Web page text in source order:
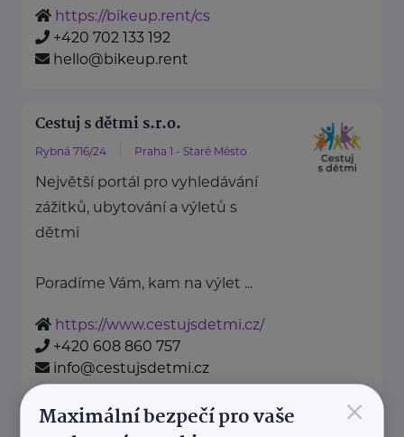
https://bikeup.rent/cs
+420 702 133 192
hello@bikeup.rent
Cestuj s dětmi s.r.o.
Rybná 716/24 Praha 1 - Staré Město
Největší portál pro vyhledávání
zážitků, ubytování a výletů s
dětmi
Poradíme Vám, kam na výlet ...
https://www.cestujsdetmi.cz/
+420 608 860 757
info@cestujsdetmi.cz
×
Maximální bezpečí pro vaše